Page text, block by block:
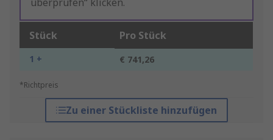
überprüfen“ klicken.
Stück Pro Stück
1 + € 741,26
*Richtpreis
Zu einer Stückliste hinzufügen